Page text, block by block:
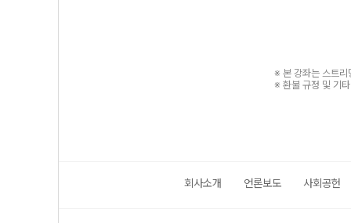
※ 본 강좌는 스트리
※ 환불 규정 및 기
회사소개 언론보도 사회공헌